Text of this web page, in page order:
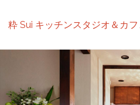
粋 Sui キッチンスタジオ＆カフ